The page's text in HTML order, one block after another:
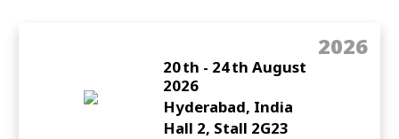
20th - 24th August
2026
2026
Hyderabad, India
Hall 2, Stall 2G23